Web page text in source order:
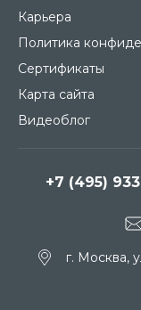
Карьера
Политика
Сертификаты
Карта сайта
Видеоблог
+7 (495)
г. Москва,